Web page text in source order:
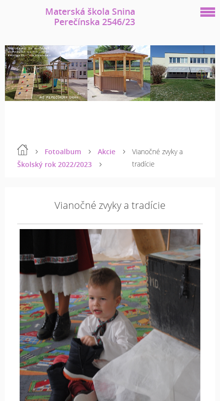
Materská škola Snina
Perečínska 2546/23
Fotoalbum
Akcie
Školský rok 2022/2023
Vianočné zvyky a
tradície
Vianočné zvyky a tradície